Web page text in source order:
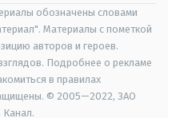
обозначены словами
Материалы с пометкой
авторов и героев.
Подробнее о рекламе
в правилах
© 2005—2022, ЗАО